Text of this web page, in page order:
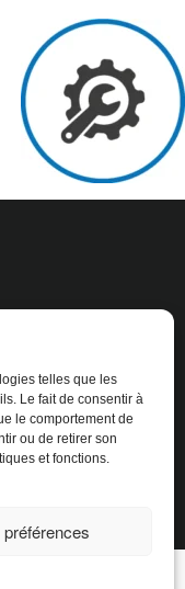
telles que les
Le fait de consentir à
le comportement de
ou de retirer son
et fonctions.
préférences